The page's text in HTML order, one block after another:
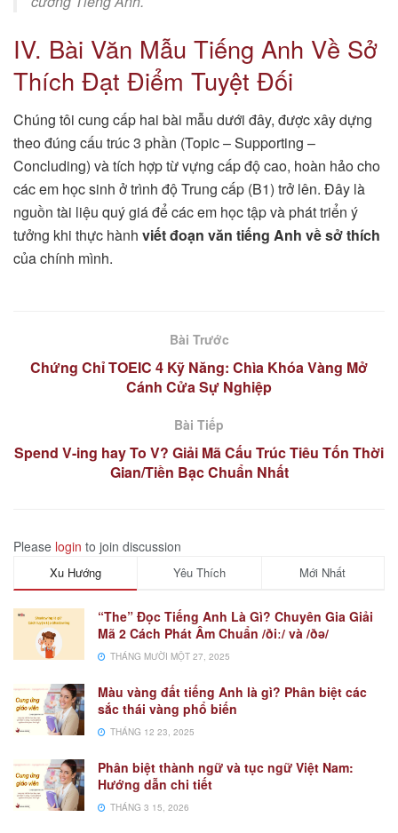
IV. Bài Văn Mẫu Tiếng Anh Về Sở
Thích Đạt Điểm Tuyệt Đối
Chúng tôi cung cấp hai bài mẫu dưới đây, được xây dựng
theo đúng cấu trúc 3 phần (Topic – Supporting –
Concluding) và tích hợp từ vựng cấp độ cao, hoàn hảo cho
các em học sinh ở trình độ Trung cấp (B1) trở lên. Đây là
nguồn tài liệu quý giá để các em học tập và phát triển ý
tưởng khi thực hành viết đoạn văn tiếng Anh về sở thích
của chính mình.
Bài Trước
Chứng Chỉ TOEIC 4 Kỹ Năng: Chìa Khóa Vàng Mở
Cánh Cửa Sự Nghiệp
Bài Tiếp
Spend V-ing hay To V? Giải Mã Cấu Trúc Tiêu Tốn Thời
Gian/Tiền Bạc Chuẩn Nhất
Please login to join discussion
Xu Hướng Yêu Thích Mới Nhất
“The” Đọc Tiếng Anh Là Gì? Chuyên Gia Giải
Mã 2 Cách Phát Âm Chuẩn /ðiː/ và /ðə/
THÁNG MƯỜI MỘT 27, 2025
Màu vàng đất tiếng Anh là gì? Phân biệt các
sắc thái vàng phổ biến
THÁNG 12 23, 2025
Phân biệt thành ngữ và tục ngữ Việt Nam:
Hướng dẫn chi tiết
THÁNG 3 15, 2026